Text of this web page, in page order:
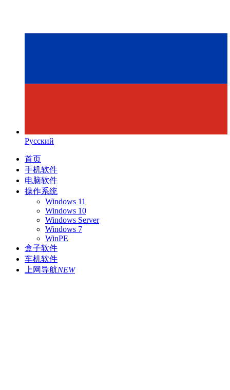
Русский
首页
手机软件
电脑软件
操作系统
Windows 11
Windows 10
Windows Server
Windows 7
WinPE
盒子软件
车机软件
上网导航NEW